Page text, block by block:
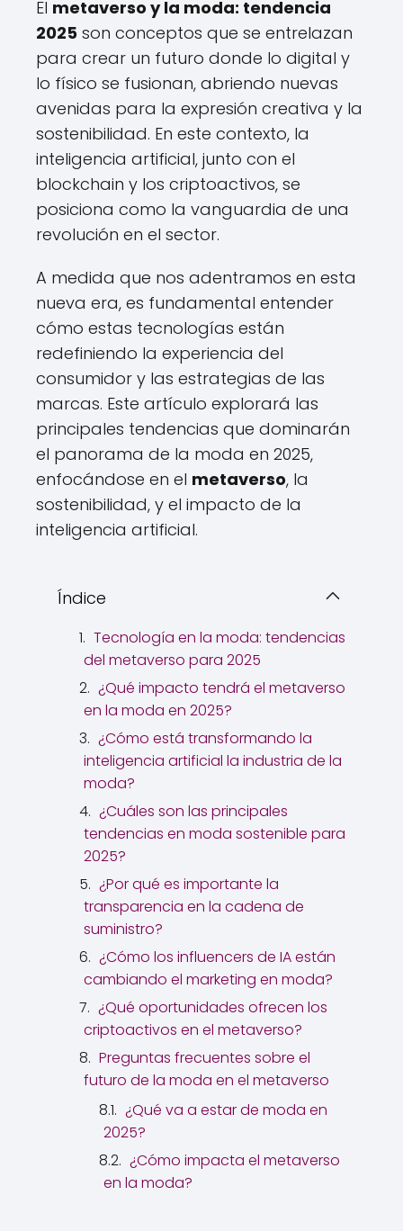
El metaverso y la moda: tendencia
2025 son conceptos que se entrelazan
para crear un futuro donde lo digital y
lo físico se fusionan, abriendo nuevas
avenidas para la expresión creativa y la
sostenibilidad. En este contexto, la
inteligencia artificial, junto con el
blockchain y los criptoactivos, se
posiciona como la vanguardia de una
revolución en el sector.
A medida que nos adentramos en esta
nueva era, es fundamental entender
cómo estas tecnologías están
redefiniendo la experiencia del
consumidor y las estrategias de las
marcas. Este artículo explorará las
principales tendencias que dominarán
el panorama de la moda en 2025,
enfocándose en el metaverso, la
sostenibilidad, y el impacto de la
inteligencia artificial.
Índice
Tecnología en la moda: tendencias
del metaverso para 2025
¿Qué impacto tendrá el metaverso
en la moda en 2025?
¿Cómo está transformando la
inteligencia artificial la industria de la
moda?
¿Cuáles son las principales
tendencias en moda sostenible para
2025?
¿Por qué es importante la
transparencia en la cadena de
suministro?
¿Cómo los influencers de IA están
cambiando el marketing en moda?
¿Qué oportunidades ofrecen los
criptoactivos en el metaverso?
Preguntas frecuentes sobre el
futuro de la moda en el metaverso
¿Qué va a estar de moda en
2025?
¿Cómo impacta el metaverso
en la moda?